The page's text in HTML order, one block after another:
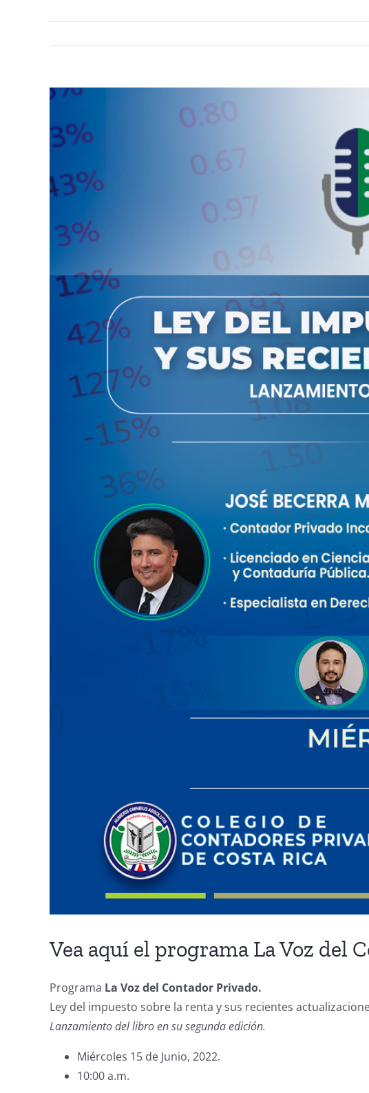
View
Image
Vea aquí el programa La Voz del
Programa La Voz del Contador Privado.
Ley del impuesto sobre la renta y sus recientes
Lanzamiento del libro en su segunda edición.
Miércoles 15 de Junio, 2022.
10:00 a.m.